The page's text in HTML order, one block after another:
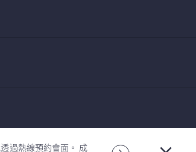
晰投資服務帳戶 ... 查